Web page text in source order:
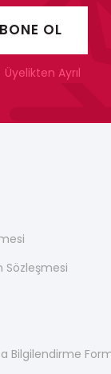
Üyelikten Ayrıl
Sözleşmesi
Bilgilendirme